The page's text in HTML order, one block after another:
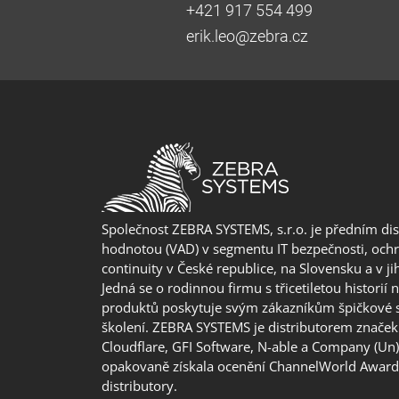
+421 917 554 499
erik.leo@zebra.cz
Společnost ZEBRA SYSTEMS, s.r.o. je předním
hodnotou (VAD) v segmentu IT bezpečnosti,
continuity v České republice, na Slovensku a v
Jedná se o rodinnou firmu s třicetiletou historií
produktů poskytuje svým zákazníkům špičkové
školení. ZEBRA SYSTEMS je distributorem
Cloudflare, GFI Software, N-able a Company
opakovaně získala ocenění ChannelWorld
distributory.